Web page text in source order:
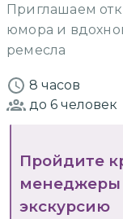
Приглашаем
юмора и
ремесла
8 часов
до 6 человек
Пройдите
менеджеры
экскурсию